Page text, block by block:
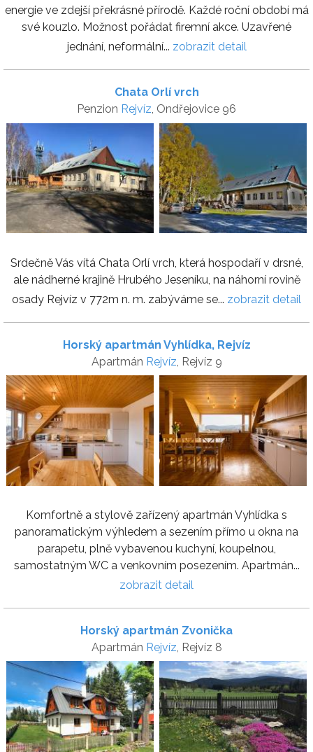
energie ve zdejší překrásné přírodě. Každé roční období má
své kouzlo. Možnost pořádat firemní akce. Uzavřené
jednání, neformální... zobrazit detail
Chata Orlí vrch
Penzion Rejvíz, Ondřejovice 96
Srdečně Vás vítá Chata Orlí vrch, která hospodaří v drsné,
ale nádherné krajině Hrubého Jeseníku, na náhorní rovině
osady Rejvíz v 772m n. m. zabýváme se... zobrazit detail
Horský apartmán Vyhlídka, Rejvíz
Apartmán Rejvíz , Rejvíz 9
Komfortně a stylově zařízený apartmán Vyhlídka s
panoramatickým výhledem a sezením přímo u okna na
parapetu, plně vybavenou kuchyní, koupelnou,
samostatným WC a venkovním posezením. Apartmán...
zobrazit detail
Horský apartmán Zvonička
Apartmán Rejvíz , Rejvíz 8